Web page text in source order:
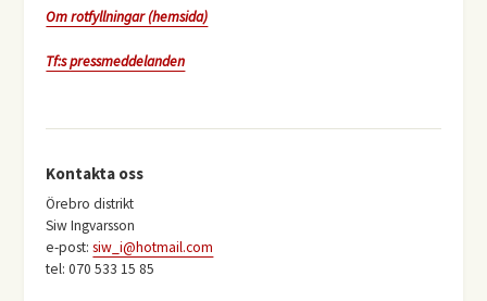
Om rotfyllningar (hemsida)
Tf:s pressmeddelanden
Kontakta oss
Örebro distrikt
Siw Ingvarsson
e-post:siw_i@hotmail.com
tel: 070 533 15 85